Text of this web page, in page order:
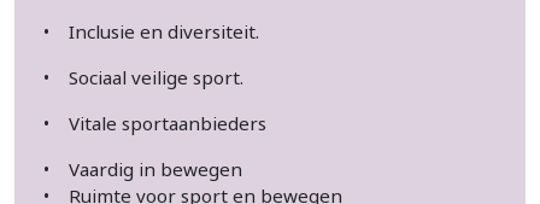
• Inclusie en diversiteit.
• Sociaal veilige sport.
• Vitale sportaanbieders
• Vaardig in bewegen
• Ruimte voor sport en bewegen